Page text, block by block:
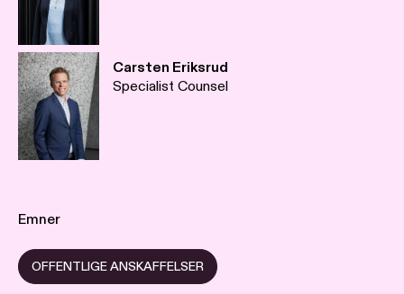
Carsten Eriksrud
Specialist Counsel
Emner
OFFENTLIGE ANSKAFFELSER